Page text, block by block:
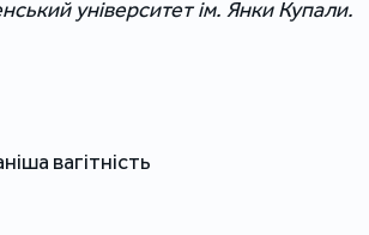
університет ім. Янки Купали.
вагітність